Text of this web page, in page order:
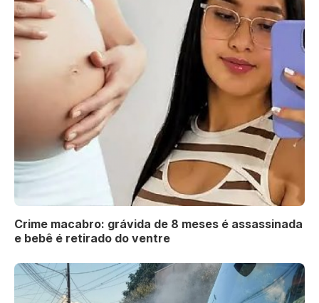
Crime macabro: grávida de 8 meses é assassinada
e bebê é retirado do ventre